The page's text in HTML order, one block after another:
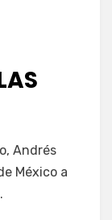
Andrés
México a